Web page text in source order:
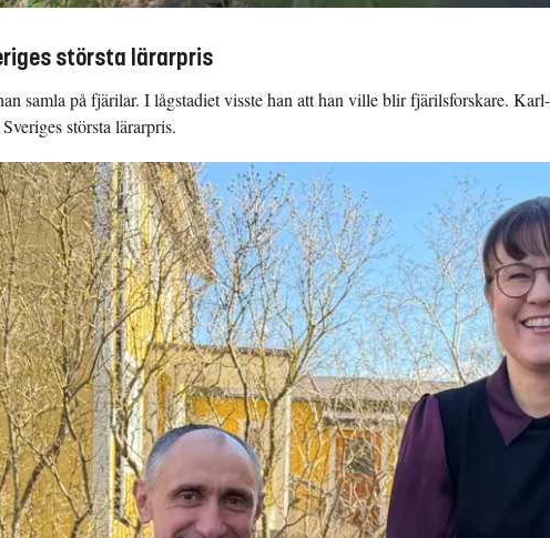
största lärarpris
samla på fjärilar. I lågstadiet visste han att han ville blir fjärilsforskare.
största lärarpris.